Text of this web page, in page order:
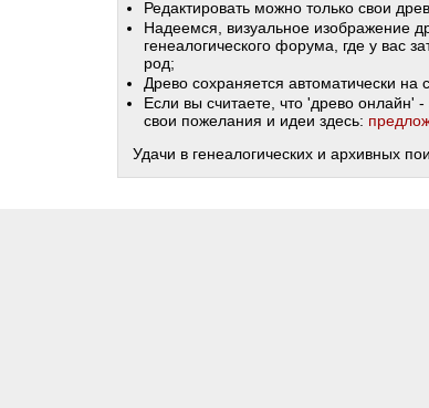
Редактировать можно только свои
Надеемся, визуальное изображение
генеалогического форума, где у вас
род;
Древо сохраняется автоматически на
Если вы считаете, что 'древо
свои пожелания и идеи здесь:
Удачи в генеалогических и архивных